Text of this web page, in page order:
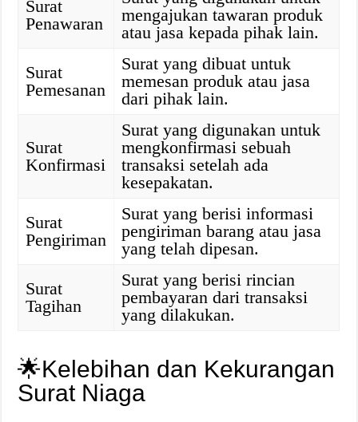
Surat
Penawaran
mengajukan tawaran produk
atau jasa kepada pihak lain.
Surat
Pemesanan
Surat yang dibuat untuk
memesan produk atau jasa
dari pihak lain.
Surat
Konfirmasi
Surat yang digunakan untuk
mengkonfirmasi sebuah
transaksi setelah ada
kesepakatan.
Surat
Pengiriman
Surat yang berisi informasi
pengiriman barang atau jasa
yang telah dipesan.
Surat
Tagihan
Surat yang berisi rincian
pembayaran dari transaksi
yang dilakukan.
🌟Kelebihan dan Kekurangan
Surat Niaga